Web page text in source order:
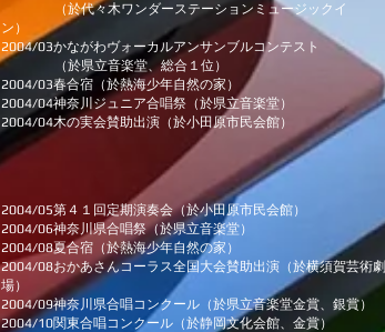
（於代々木ワンダーステーションミュージックイ
ン）
2004/03かながわヴォーカルアンサンブルコンテスト
（於県立音楽堂、総合１位）
2004/03春合宿（於熱海少年自然の家）
2004/04神奈川ジュニア合唱祭（於県立音楽堂）
2004/04木の実会賛助出演（於小田原市民会館）
2004/05第４１回定期演奏会（於小田原市民会館）
2004/06神奈川県合唱祭（於県立音楽堂）
2004/08夏合宿（於熱海少年自然の家）
2004/08おかあさんコーラス全国大会賛助出演（於横須賀芸術劇
場）
2004/09神奈川県合唱コンクール（於県立音楽堂金賞、銀賞）
2004/10関東合唱コンクール（於静岡文化会館、金賞）